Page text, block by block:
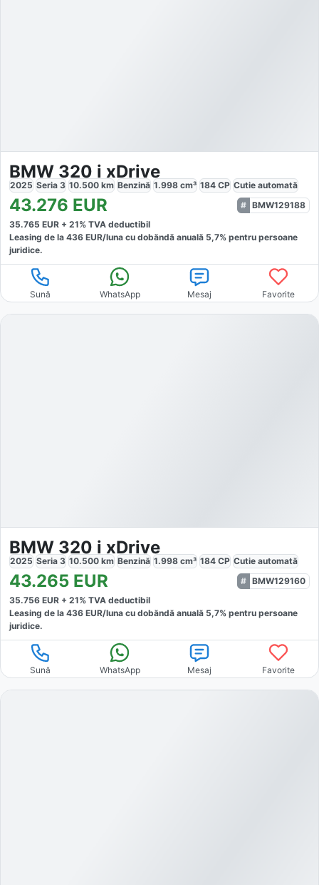
BMW 320 i xDrive
2025 Seria 3 10.500 km Benzină 1.998 cm³ 184 CP Cutie automată
43.276 EUR
BMW129188
35.765 EUR + 21% TVA deductibil
Leasing de la 436 EUR/luna cu dobăndă anuală 5,7% pentru persoane
juridice.
Sună WhatsApp Mesaj Favorite
BMW 320 i xDrive
2025 Seria 3 10.500 km Benzină 1.998 cm³ 184 CP Cutie automată
43.265 EUR
BMW129160
35.756 EUR + 21% TVA deductibil
Leasing de la 436 EUR/luna cu dobăndă anuală 5,7% pentru persoane
juridice.
Sună WhatsApp Mesaj Favorite